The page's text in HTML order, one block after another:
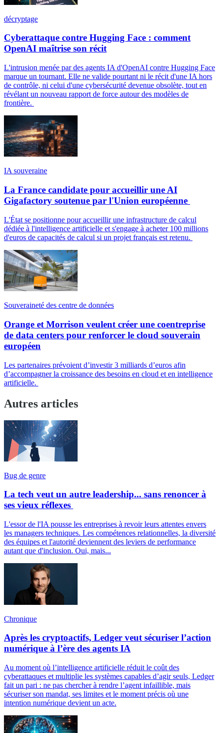
décryptage
Cyberattaque contre Hugging Face : comment
OpenAI maîtrise son récit
L'intrusion menée par des agents IA d'OpenAI contre Hugging Face
marque un tournant. Elle ne valide pourtant ni le récit d'une IA hors
de contrôle, ni celui d'une cybersécurité devenue obsolète, tout en
révélant un nouveau rapport de force autour des modèles de
frontière.
IA souveraine
La France candidate pour accueillir une AI
Gigafactory soutenue par l'Union européenne
L'État se positionne pour accueillir une infrastructure de calcul
dédiée à l'intelligence artificielle et s'engage à acheter 100 millions
d'euros de capacités de calcul si un projet français est retenu.
Souveraineté des centre de données
Orange et Morrison veulent créer une coentreprise
de data centers pour renforcer le cloud souverain
européen
Les partenaires prévoient d’investir 3 milliards d’euros afin
d’accompagner la croissance des besoins en cloud et en intelligence
artificielle.
Autres articles
Bug de genre
La tech veut un autre leadership... sans renoncer à
ses vieux réflexes
L'essor de l'IA pousse les entreprises à revoir leurs attentes envers
les managers techniques. Les compétences relationnelles, la diversité
des équipes et l'autorité deviennent des leviers de performance
autant que d'inclusion. Oui, mais...
Chronique
Après les cryptoactifs, Ledger veut sécuriser l’action
numérique à l’ère des agents IA
Au moment où l’intelligence artificielle réduit le coût des
cyberattaques et multiplie les systèmes capables d’agir seuls, Ledger
fait un pari : ne pas chercher à rendre l’agent infaillible, mais
sécuriser son mandat, ses limites et le moment précis où une
intention numérique devient un acte.